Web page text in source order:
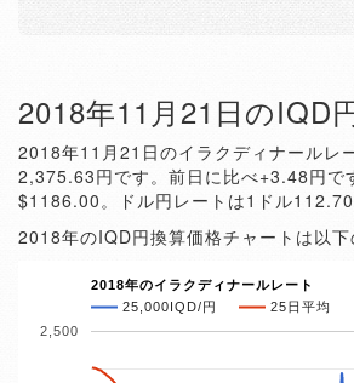
2018年11月21日のIQD
2018年11月21日のイラクディナールレ
2,375.63円です。前日に比べ+3.48円で
$1186.00。ドル円レートは1ドル112.70
2018年のIQD円換算価格チャートは以下
2018年のイラクディナールレート
25,000IQD/円
25日平均
2,500